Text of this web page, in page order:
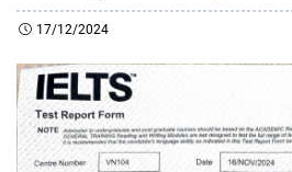
17/12/2024